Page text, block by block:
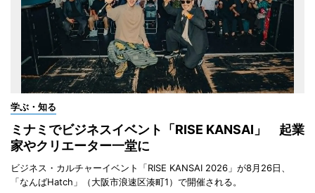
学ぶ・知る
ミナミでビジネスイベント「RISE KANSAI」 起業
家やクリエーター一堂に
ビジネス・カルチャーイベント「RISE KANSAI 2026」が8月26日、
「なんばHatch」（大阪市浪速区湊町1）で開催される。